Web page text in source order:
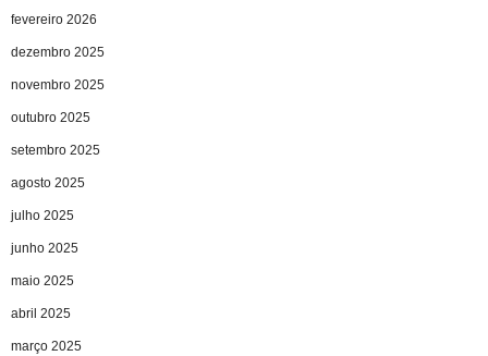
fevereiro 2026
dezembro 2025
novembro 2025
outubro 2025
setembro 2025
agosto 2025
julho 2025
junho 2025
maio 2025
abril 2025
março 2025